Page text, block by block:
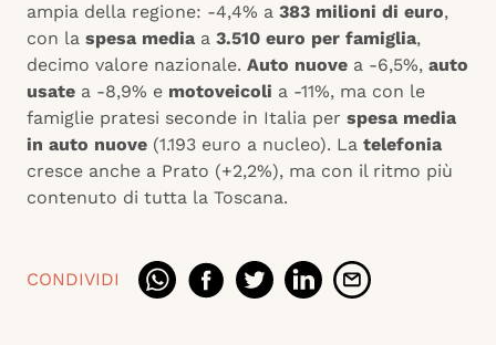
ampia della regione: -4,4% a 383 milioni di euro,
con la spesa media a 3.510 euro per famiglia,
decimo valore nazionale. Auto nuove a -6,5%, auto
usate a -8,9% e motoveicoli a -11%, ma con le
famiglie pratesi seconde in Italia per spesa media
in auto nuove (1.193 euro a nucleo). La telefonia
cresce anche a Prato (+2,2%), ma con il ritmo più
contenuto di tutta la Toscana.
CONDIVIDI